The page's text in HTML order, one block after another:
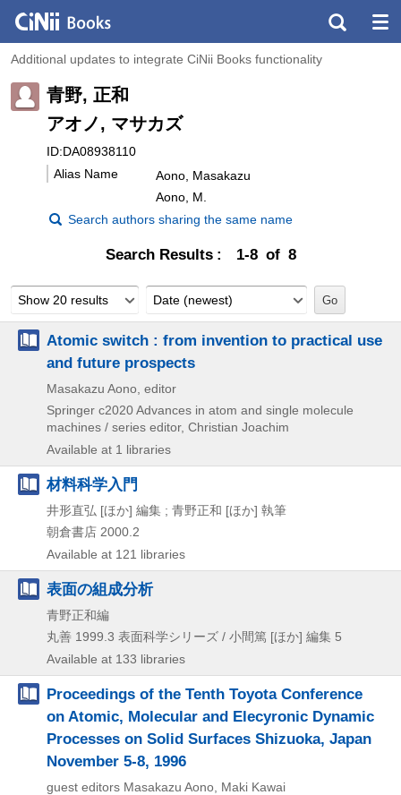
Additional updates to integrate CiNii Books functionality
青野, 正和
アオノ, マサカズ
ID:DA08938110
Alias Name
Aono, Masakazu
Aono, M.
Search authors sharing the same name
Search Results 1-8 of 8
Show 20 results Date (newest)
Atomic switch : from invention to practical use
and future prospects
Masakazu Aono, editor
Springer c2020Advances in atom and single molecule
machines / series editor, Christian Joachim
Available at 1 libraries
材料科学入門
井形直弘 [ほか] 編集 ; 青野正和 [ほか] 執筆
朝倉書店 2000.2
Available at 121 libraries
表面の組成分析
青野正和編
丸善 1999.3 表面科学シリーズ / 小間篤 [ほか] 編集 5
Available at 133 libraries
Proceedings of the Tenth Toyota Conference
on Atomic, Molecular and Elecyronic Dynamic
Processes on Solid Surfaces Shizuoka, Japan
November 5-8, 1996
guest editors Masakazu Aono, Maki Kawai